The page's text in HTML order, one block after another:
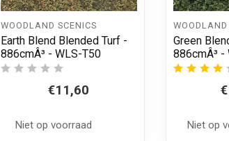
WOODLAND SCENICS
Earth Blend Blended Turf -
886cmÂ³ - WLS-T50
€11,60
Niet op voorraad
WOODLAND
Green
886cmÂ³ -
Niet op